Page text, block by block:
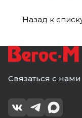
Назад к
Связаться с нами